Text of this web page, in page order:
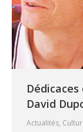
David
Actualités,